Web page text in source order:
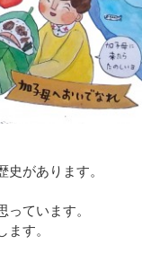
があります。
ています。
す。